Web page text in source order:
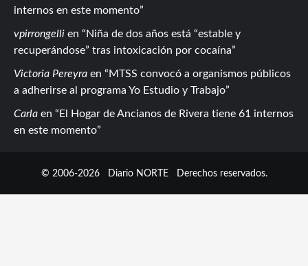
internos en este momento
vpirrongelli en
Niña de dos años está “estable y
recuperándose” tras intoxicación por cocaína
Victoria Pereyra en
MTSS convocó a organismos públicos
a adherirse al programa Yo Estudio y Trabajo
Carla en
El Hogar de Ancianos de Rivera tiene 61 internos
en este momento
© 2006-2026 Diario NORTEDerechos reservados.